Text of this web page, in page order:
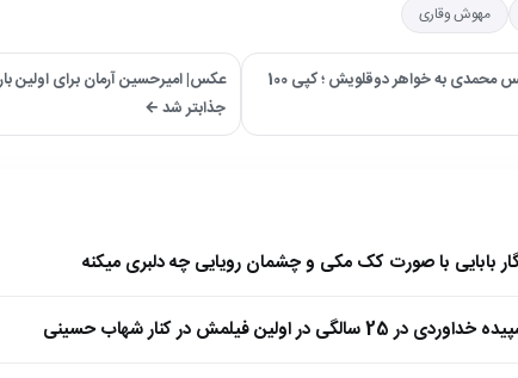
مهوش وقاری
→ عکس| شباهت باورنکردنی نرگس محمدی به خواهر دوقلویش ؛ کپی 100
عکس| امیرحسین آرمان برای اولین
جذابتر شد ←
بابایی با صورت کک مکی و چشمان رویایی چه دلبری میکنه
سالگی در اولین فیلمش در کنار شهاب حسینی